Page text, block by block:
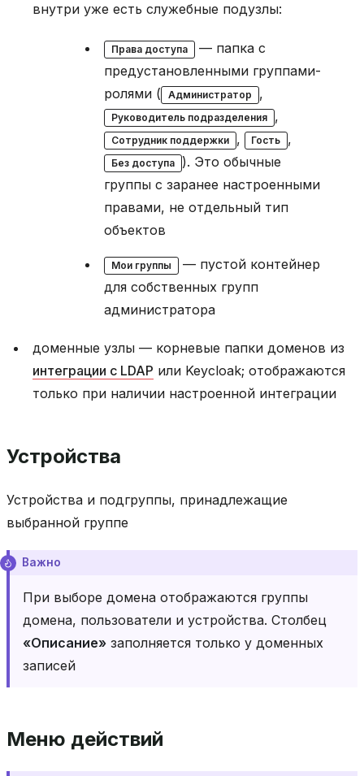
внутри уже есть служебные подузлы:
Права доступа — папка с
предустановленными группами-
ролями (
Администратор ,
Руководитель подразделения ,
Сотрудник поддержки , Гость ,
Без доступа ). Это обычные
группы с заранее настроенными
правами, не отдельный тип
объектов
Мои группы
— пустой контейнер
для собственных групп
администратора
доменные узлы — корневые папки доменов из
интеграции с LDAP или Keycloak; отображаются
только при наличии настроенной интеграции
Устройства
Устройства и подгруппы, принадлежащие
выбранной группе
Важно
При выборе домена отображаются группы
домена, пользователи и устройства. Столбец
«Описание» заполняется только у доменных
записей
Меню действий